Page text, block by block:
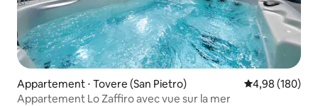
Appartement ⋅ Tovere (San Pietro) Évaluation
4,98 (180)
Appartement Lo Zaffiro avec vue sur la mer